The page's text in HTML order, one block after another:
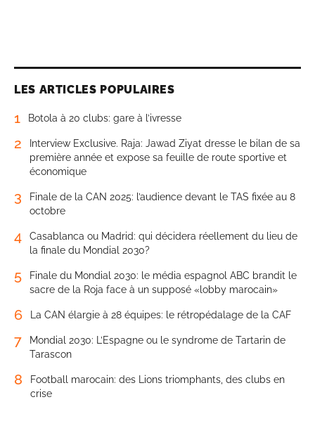
LES ARTICLES POPULAIRES
1 Botola à 20 clubs: gare à l’ivresse
2
Interview Exclusive. Raja: Jawad Ziyat dresse le bilan de sa
première année et expose sa feuille de route sportive et
économique
3
Finale de la CAN 2025: l’audience devant le TAS fixée au 8
octobre
4
Casablanca ou Madrid: qui décidera réellement du lieu de
la finale du Mondial 2030?
5
Finale du Mondial 2030: le média espagnol ABC brandit le
sacre de la Roja face à un supposé «lobby marocain»
6 La CAN élargie à 28 équipes: le rétropédalage de la CAF
7
Mondial 2030: L’Espagne ou le syndrome de Tartarin de
Tarascon
8
Football marocain: des Lions triomphants, des clubs en
crise